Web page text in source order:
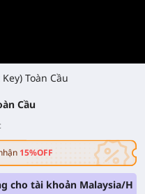
Toàn Cầu
Cầu
15%OFF
cho tài khoản Malaysia/